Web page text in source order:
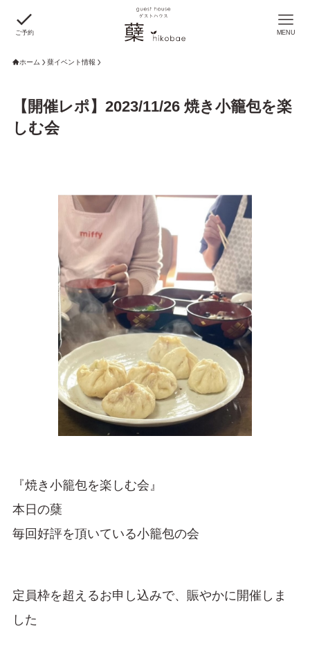
ご予約 MENU
ホーム 蘖イベント情報
【開催レポ】2023/11/26 焼き小籠包を楽
しむ会
『焼き小籠包を楽しむ会』
本日の蘖
毎回好評を頂いている小籠包の会
定員枠を超えるお申し込みで、賑やかに開催しま
した